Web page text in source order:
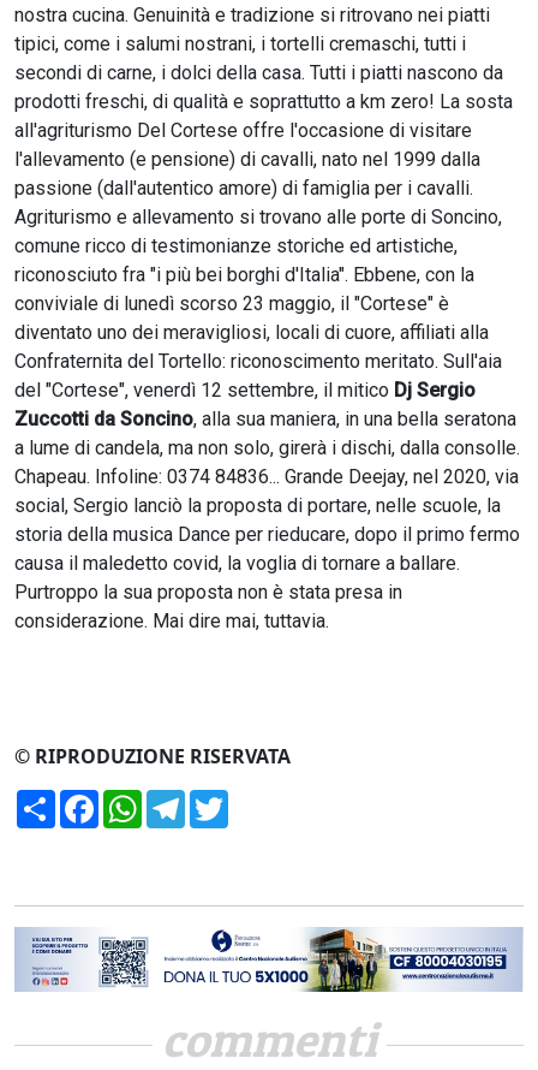
nostra cucina. Genuinità e tradizione si ritrovano nei piatti
tipici, come i salumi nostrani, i tortelli cremaschi, tutti i
secondi di carne, i dolci della casa. Tutti i piatti nascono da
prodotti freschi, di qualità e soprattutto a km zero! La sosta
all'agriturismo Del Cortese offre l'occasione di visitare
l'allevamento (e pensione) di cavalli, nato nel 1999 dalla
passione (dall'autentico amore) di famiglia per i cavalli.
Agriturismo e allevamento si trovano alle porte di Soncino,
comune ricco di testimonianze storiche ed artistiche,
riconosciuto fra "i più bei borghi d'Italia". Ebbene, con la
conviviale di lunedì scorso 23 maggio, il "Cortese" è
diventato uno dei meravigliosi, locali di cuore, affiliati alla
Confraternita del Tortello: riconoscimento meritato. Sull'aia
del "Cortese", venerdì 12 settembre, il mitico Dj Sergio
Zuccotti da Soncino, alla sua maniera, in una bella seratona
a lume di candela, ma non solo, girerà i dischi, dalla consolle.
Chapeau. Infoline: 0374 84836... Grande Deejay, nel 2020, via
social, Sergio lanciò la proposta di portare, nelle scuole, la
storia della musica Dance per rieducare, dopo il primo fermo
causa il maledetto covid, la voglia di tornare a ballare.
Purtroppo la sua proposta non è stata presa in
considerazione. Mai dire mai, tuttavia.
© RIPRODUZIONE RISERVATA
CondividiFacebookWhatsApp
Telegram
commenti